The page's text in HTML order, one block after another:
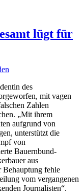
lügt für
des
mit vagen
Zahlen
„Mit ihrem
aufgrund von
unterstützt die
von
Bauernbund-
aus
Behauptung fehle
vom vergangenen
Journalisten“.